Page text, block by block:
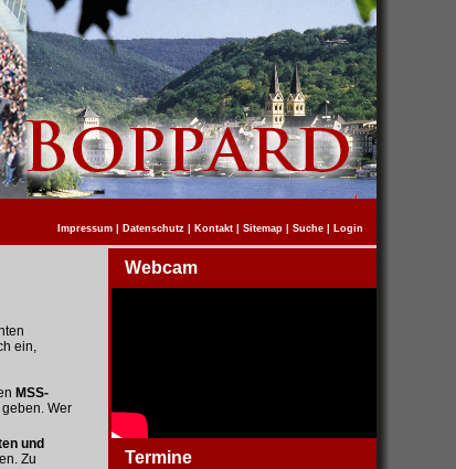
Impressum Datenschutz Kontakt Sitemap Suche Login
Webcam
Termine
ein,
MSS-
Wer
und
Zu